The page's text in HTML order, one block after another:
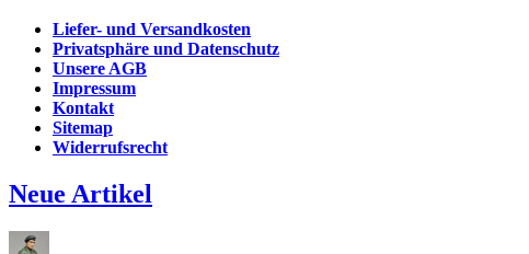
Liefer- und Versandkosten
Privatsphäre und Datenschutz
Unsere AGB
Impressum
Kontakt
Sitemap
Widerrufsrecht
Neue Artikel